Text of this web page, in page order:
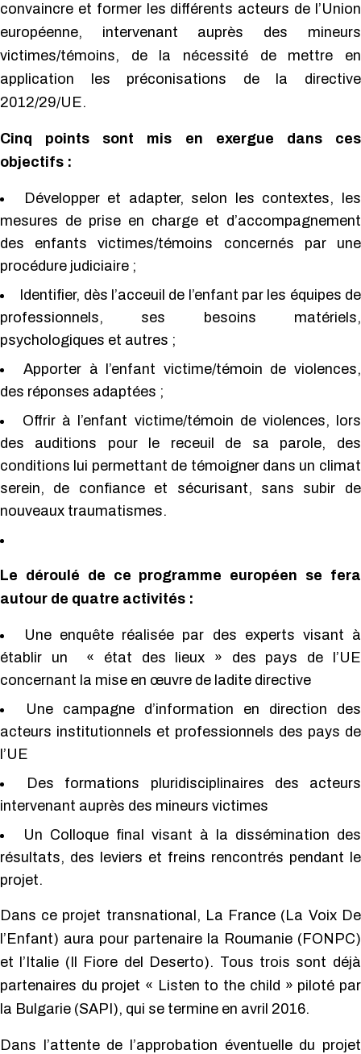
convaincre et former les différents acteurs de l’Union
européenne, intervenant auprès des mineurs
victimes/témoins, de la nécessité de mettre en
application les préconisations de la directive
2012/29/UE.
Cinq points sont mis en exergue dans ces
objectifs :
Développer et adapter, selon les contextes, les
mesures de prise en charge et d’accompagnement
des enfants victimes/témoins concernés par une
procédure judiciaire ;
Identifier, dès l’acceuil de l’enfant par les équipes de
professionnels, ses besoins matériels,
psychologiques et autres ;
Apporter à l’enfant victime/témoin de violences,
des réponses adaptées ;
Offrir à l’enfant victime/témoin de violences, lors
des auditions pour le receuil de sa parole, des
conditions lui permettant de témoigner dans un climat
serein, de confiance et sécurisant, sans subir de
nouveaux traumatismes.
Le déroulé de ce programme européen se fera
autour de quatre activités :
Une enquête réalisée par des experts visant à
établir un « état des lieux » des pays de l’UE
concernant la mise en œuvre de ladite directive
Une campagne d’information en direction des
acteurs institutionnels et professionnels des pays de
l’UE
Des formations pluridisciplinaires des acteurs
intervenant auprès des mineurs victimes
Un Colloque final visant à la dissémination des
résultats, des leviers et freins rencontrés pendant le
projet.
Dans ce projet transnational, La France (La Voix De
l’Enfant) aura pour partenaire la Roumanie (FONPC)
et l’Italie (Il Fiore del Deserto). Tous trois sont déjà
partenaires du projet « Listen to the child » piloté par
la Bulgarie (SAPI), qui se termine en avril 2016.
Dans l’attente de l’approbation éventuelle du projet